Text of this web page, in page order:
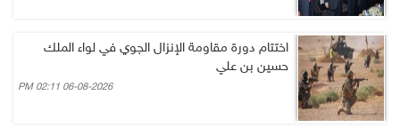
اختتام دورة مقاومة الإنزال الجوي في لواء الملك
حسين بن علي
06-08-2026 02:11 PM